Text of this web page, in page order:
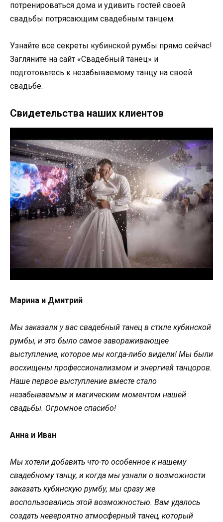
потренироваться дома и удивить гостей своей
свадьбы потрясающим свадебным танцем.
Узнайте все секреты кубинской румбы прямо сейчас!
Загляните на сайт «Свадебный танец» и
подготовьтесь к незабываемому танцу на своей
свадьбе.
Свидетельства наших клиентов
Марина и Дмитрий
Мы заказали у вас свадебный танец в стиле кубинской
румбы, и это было самое завораживающее
выступление, которое мы когда-либо видели! Мы были
восхищены профессионализмом и энергией танцоров.
Наше первое выступление вместе стало
незабываемым и магическим моментом нашей
свадьбы. Огромное спасибо!
Анна и Иван
Мы хотели добавить что-то особенное к нашему
свадебному танцу, и когда мы узнали о возможности
заказать кубинскую румбу, мы сразу же
воспользовались этой возможностью. Вам удалось
создать невероятно атмосферный танец, который